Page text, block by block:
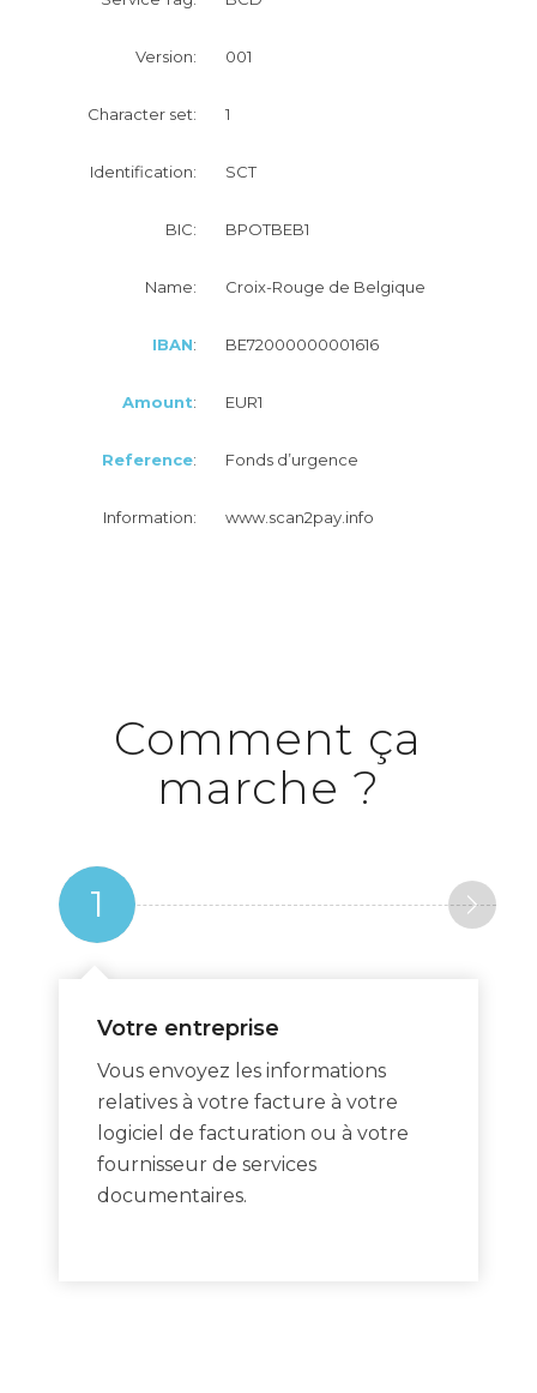
Version: 001
Character set: 1
Identification: SCT
BIC: BPOTBEB1
Name: Croix-Rouge de Belgique
IBAN: BE72000000001616
Amount: EUR1
Reference: Fonds d’urgence
Information: www.scan2pay.info
Comment ça
marche ?
1
Votre entreprise
Vous envoyez les informations
relatives à votre facture à votre
logiciel de facturation ou à votre
fournisseur de services
documentaires.